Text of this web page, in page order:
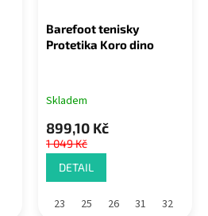
Barefoot tenisky
Protetika Koro dino
Skladem
899,10 Kč
1 049 Kč
DETAIL
23 25 26 31 32